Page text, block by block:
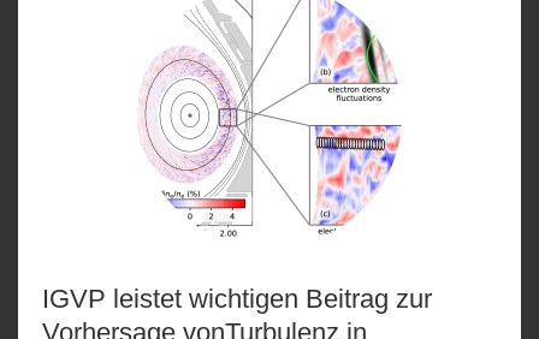
IGVP leistet wichtigen Beitrag zur
Vorhersage vonTurbulenz in